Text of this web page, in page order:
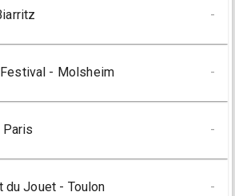
-
- Molsheim -
Paris -
du Jouet - Toulon -